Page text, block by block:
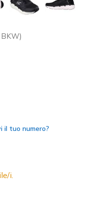
BKW)
il tuo numero?
i.